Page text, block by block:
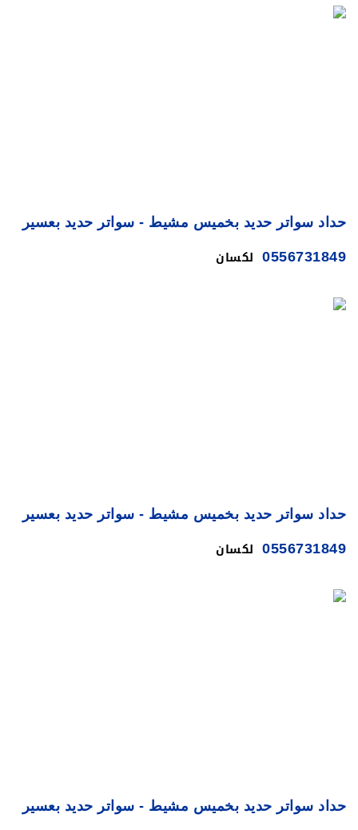
حداد سواتر حديد بخميس مشيط - سواتر حديد بعسير
0556731849 لكسان
حداد سواتر حديد بخميس مشيط - سواتر حديد بعسير
0556731849 لكسان
حداد سواتر حديد بخميس مشيط - سواتر حديد بعسير